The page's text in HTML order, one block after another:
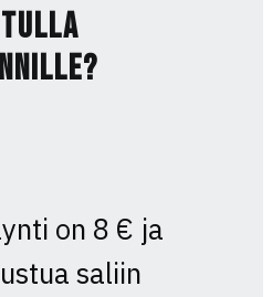
tulla
on 8 € ja
saliin